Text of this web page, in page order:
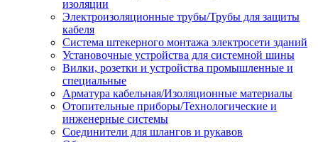
изоляции
Электроизоляционные трубы/Трубы для защиты
кабеля
Система штекерного монтажа электросети зданий
Установочные устройства для системной шины
Вилки, розетки и устройства промышленные и
специальные
Арматура кабельная/Изоляционные материалы
Отопительные приборы/Технологические и
инженерные системы
Соединители для шлангов и рукавов